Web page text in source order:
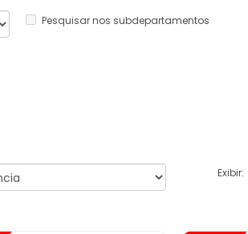
Pesquisar nos subdepartamentos
Exibir: